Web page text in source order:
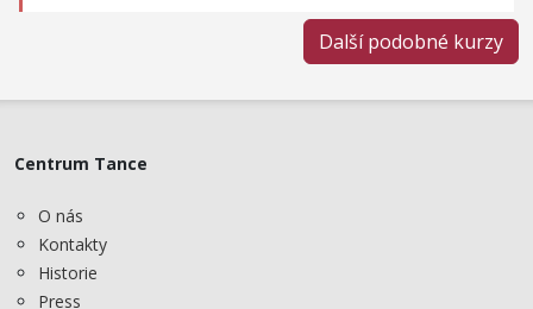
Další podobné kurzy
Centrum Tance
O nás
Kontakty
Historie
Press